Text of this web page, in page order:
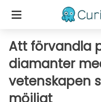
Att förvandla
diamanter
vetenskapen